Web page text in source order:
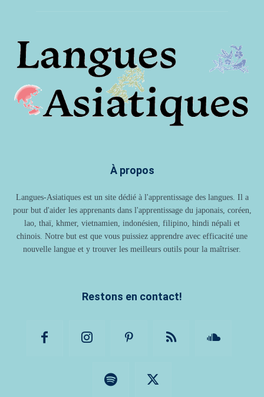
À propos
Langues-Asiatiques est un site dédié à l'apprentissage des langues. Il a
pour but d'aider les apprenants dans l'apprentissage du japonais, coréen,
lao, thaï, khmer, vietnamien, indonésien, filipino, hindi népali et
chinois. Notre but est que vous puissiez apprendre avec efficacité une
nouvelle langue et y trouver les meilleurs outils pour la maîtriser.
Restons en contact!